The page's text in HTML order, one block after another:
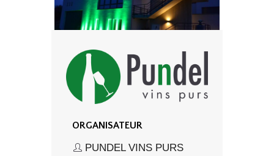
ORGANISATEUR
PUNDEL VINS PURS